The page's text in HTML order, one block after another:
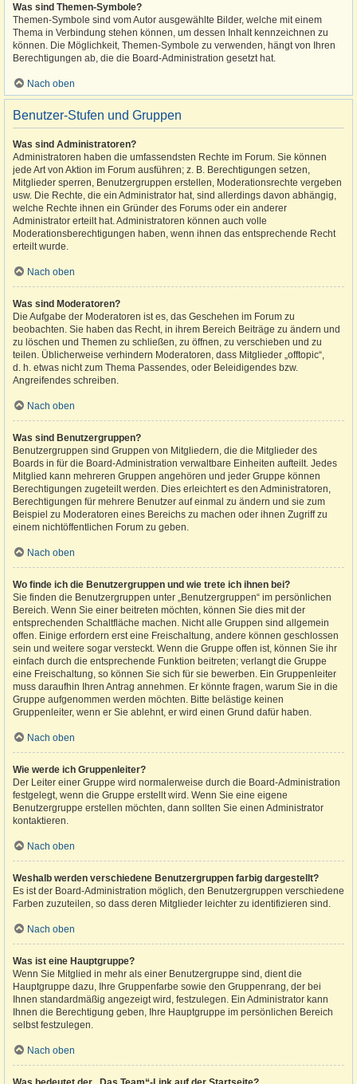
Was sind Themen-Symbole?
Themen-Symbole sind vom Autor ausgewählte Bilder, welche mit einem
Thema in Verbindung stehen können, um dessen Inhalt kennzeichnen zu
können. Die Möglichkeit, Themen-Symbole zu verwenden, hängt von Ihren
Berechtigungen ab, die die Board-Administration gesetzt hat.
Nach oben
Benutzer-Stufen und Gruppen
Was sind Administratoren?
Administratoren haben die umfassendsten Rechte im Forum. Sie können
jede Art von Aktion im Forum ausführen; z. B. Berechtigungen setzen,
Mitglieder sperren, Benutzergruppen erstellen, Moderationsrechte vergeben
usw. Die Rechte, die ein Administrator hat, sind allerdings davon abhängig,
welche Rechte ihnen ein Gründer des Forums oder ein anderer
Administrator erteilt hat. Administratoren können auch volle
Moderationsberechtigungen haben, wenn ihnen das entsprechende Recht
erteilt wurde.
Nach oben
Was sind Moderatoren?
Die Aufgabe der Moderatoren ist es, das Geschehen im Forum zu
beobachten. Sie haben das Recht, in ihrem Bereich Beiträge zu ändern und
zu löschen und Themen zu schließen, zu öffnen, zu verschieben und zu
teilen. Üblicherweise verhindern Moderatoren, dass Mitglieder „offtopic“,
d. h. etwas nicht zum Thema Passendes, oder Beleidigendes bzw.
Angreifendes schreiben.
Nach oben
Was sind Benutzergruppen?
Benutzergruppen sind Gruppen von Mitgliedern, die die Mitglieder des
Boards in für die Board-Administration verwaltbare Einheiten aufteilt. Jedes
Mitglied kann mehreren Gruppen angehören und jeder Gruppe können
Berechtigungen zugeteilt werden. Dies erleichtert es den Administratoren,
Berechtigungen für mehrere Benutzer auf einmal zu ändern und sie zum
Beispiel zu Moderatoren eines Bereichs zu machen oder ihnen Zugriff zu
einem nichtöffentlichen Forum zu geben.
Nach oben
Wo finde ich die Benutzergruppen und wie trete ich ihnen bei?
Sie finden die Benutzergruppen unter „Benutzergruppen“ im persönlichen
Bereich. Wenn Sie einer beitreten möchten, können Sie dies mit der
entsprechenden Schaltfläche machen. Nicht alle Gruppen sind allgemein
offen. Einige erfordern erst eine Freischaltung, andere können geschlossen
sein und weitere sogar versteckt. Wenn die Gruppe offen ist, können Sie ihr
einfach durch die entsprechende Funktion beitreten; verlangt die Gruppe
eine Freischaltung, so können Sie sich für sie bewerben. Ein Gruppenleiter
muss daraufhin Ihren Antrag annehmen. Er könnte fragen, warum Sie in die
Gruppe aufgenommen werden möchten. Bitte belästige keinen
Gruppenleiter, wenn er Sie ablehnt, er wird einen Grund dafür haben.
Nach oben
Wie werde ich Gruppenleiter?
Der Leiter einer Gruppe wird normalerweise durch die Board-Administration
festgelegt, wenn die Gruppe erstellt wird. Wenn Sie eine eigene
Benutzergruppe erstellen möchten, dann sollten Sie einen Administrator
kontaktieren.
Nach oben
Weshalb werden verschiedene Benutzergruppen farbig dargestellt?
Es ist der Board-Administration möglich, den Benutzergruppen verschiedene
Farben zuzuteilen, so dass deren Mitglieder leichter zu identifizieren sind.
Nach oben
Was ist eine Hauptgruppe?
Wenn Sie Mitglied in mehr als einer Benutzergruppe sind, dient die
Hauptgruppe dazu, Ihre Gruppenfarbe sowie den Gruppenrang, der bei
Ihnen standardmäßig angezeigt wird, festzulegen. Ein Administrator kann
Ihnen die Berechtigung geben, Ihre Hauptgruppe im persönlichen Bereich
selbst festzulegen.
Nach oben